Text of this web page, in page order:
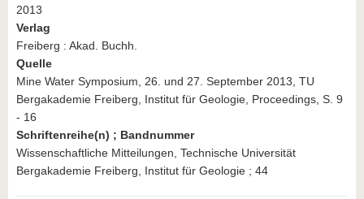
2013
Verlag
Freiberg : Akad. Buchh.
Quelle
Mine Water Symposium, 26. und 27. September 2013, TU
Bergakademie Freiberg, Institut für Geologie, Proceedings, S. 9
- 16
Schriftenreihe(n) ; Bandnummer
Wissenschaftliche Mitteilungen, Technische Universität
Bergakademie Freiberg, Institut für Geologie ; 44